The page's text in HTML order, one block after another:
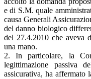
e di S.M. quale
causa Generali
del danno biologico
del 27.4.2010 che aveva
una mano.
2. In particolare, la
legittimazione passiva
assicurativa, ha affermato